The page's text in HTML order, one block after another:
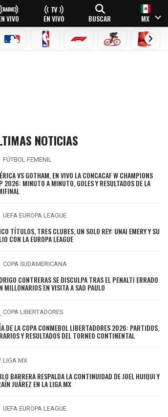
VIVO EN VIVO BUSCAR MX
MLB NBA FÓRMULA 1CICLISMOBOXEO
NOTICIAS
FÚTBOL FEMENIL
VS GOTHAM, EN VIVO LA CONCACAF W CHAMPIONS
2026: MINUTO A MINUTO, GOLES Y RESULTADOS DE LA
UEFA EUROPA LEAGUE
TÍTULOS, TRES CLUBES, UN SOLO REY: UNAI EMERY Y SU
CON LA EUROPA LEAGUE
COPA SUDAMERICANA
CONTRERAS SE DISCULPA TRAS EL PENALTI ERRADO
MILLONARIOS EN VISITA A SAO PAULO
COPA LIBERTADORES
DE LA COPA CONMEBOL LIBERTADORES 2026: PARTIDOS,
Y RESULTADOS DEL TORNEO CONTINENTAL
LIGA MX
BARRERA RESPALDA LA CONTINUIDAD DE JOEL HUIQUI Y
JUÁREZ EN LA LIGA MX
UEFA EUROPA LEAGUE